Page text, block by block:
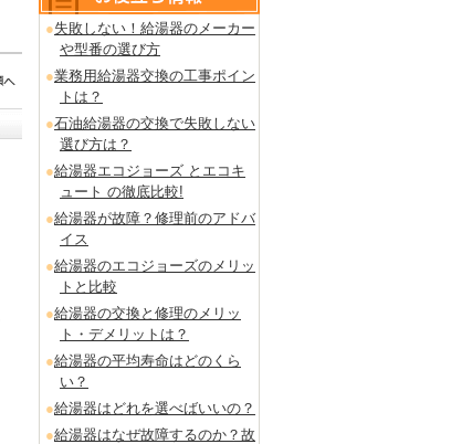
失敗しない！給湯器のメーカー
や型番の選び方
業務用給湯器交換の工事ポイン
トは？
石油給湯器の交換で失敗しない
選び方は？
給湯器エコジョーズ とエコキ
ュート の徹底比較!
給湯器が故障？修理前のアドバ
イス
給湯器のエコジョーズのメリッ
トと比較
給湯器の交換と修理のメリッ
ト・デメリットは？
給湯器の平均寿命はどのくら
い？
給湯器はどれを選べばいいの？
給湯器はなぜ故障するのか？故